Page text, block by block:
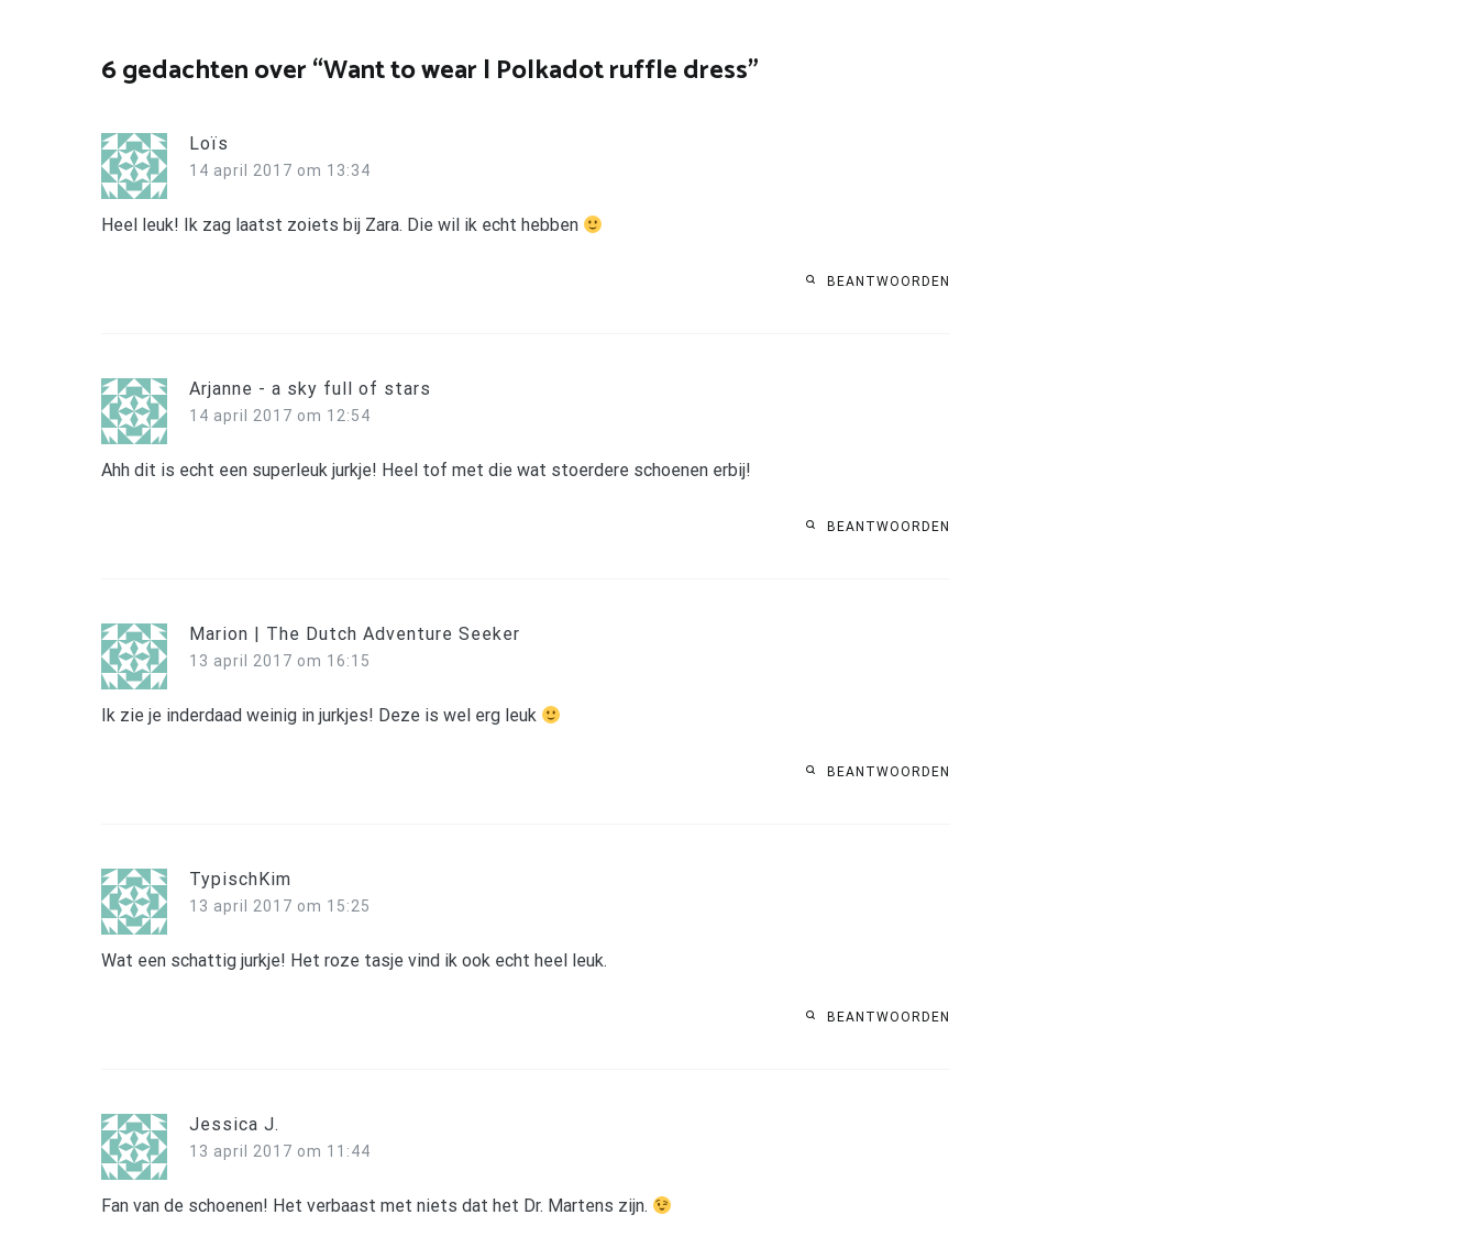
6 gedachten over “Want to wear | Polkadot ruffle dress”
Loïs
14 april 2017 om 13:34
Heel leuk! Ik zag laatst zoiets bij Zara. Die wil ik echt hebben
BEANTWOORDEN
Arjanne - a sky full of stars
14 april 2017 om 12:54
Ahh dit is echt een superleuk jurkje! Heel tof met die wat stoerdere schoenen erbij!
BEANTWOORDEN
Marion | The Dutch Adventure Seeker
13 april 2017 om 16:15
Ik zie je inderdaad weinig in jurkjes! Deze is wel erg leuk
BEANTWOORDEN
TypischKim
13 april 2017 om 15:25
Wat een schattig jurkje! Het roze tasje vind ik ook echt heel leuk.
BEANTWOORDEN
Jessica J.
13 april 2017 om 11:44
Fan van de schoenen! Het verbaast met niets dat het Dr. Martens zijn.